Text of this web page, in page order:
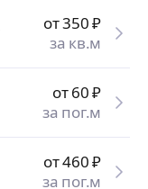
от 350₽
за кв.м
от 60₽
за пог.м
от 460₽
за пог.м